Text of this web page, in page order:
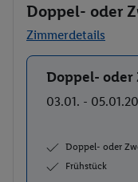
Doppel- oder
Zimmerdetails
Buchen
Doppel- oder
03.01. -
Doppel- oder
Frühstück